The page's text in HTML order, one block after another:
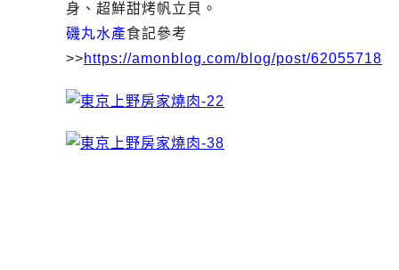
身、超鮮甜烤帆立貝。
磯丸水產食記參考
>>https://amonblog.com/blog/post/62055718